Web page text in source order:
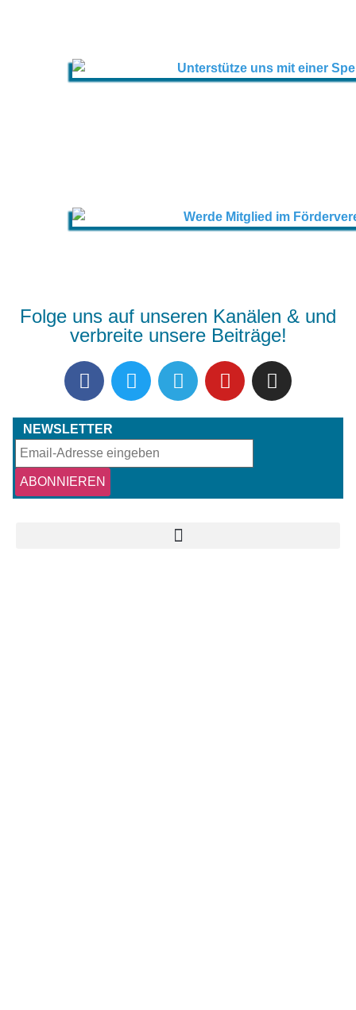
Folge uns auf unseren Kanälen & und
verbreite unsere Beiträge!
NEWSLETTER